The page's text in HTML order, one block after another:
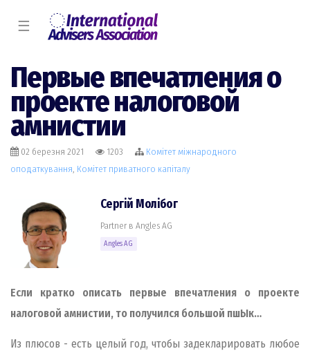
☰
Первые впечатления о
проекте налоговой
амнистии
02 березня 2021 1203
Комiтет міжнародного
оподаткування, Комiтет приватного капіталу
Сергій Молiбог
Partner в Angles AG
Angles AG
Если кратко описать первые впечатления о проекте
налоговой амнистии, то получился большой пшЫк…
Из плюсов - есть целый год, чтобы задекларировать любое